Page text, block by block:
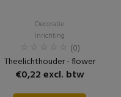
Decoratie
Inrichting
(0)
Theelichthouder - flower
€0,22 excl. btw